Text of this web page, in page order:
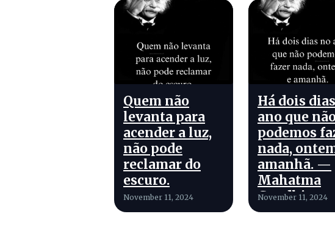
Quem não
levanta para
acender a luz,
não pode
reclamar do
escuro.
November 11, 2024
Há dois
ano que
podemos
nada,
amanhã. —
Mahatma
Gandhi
November 11, 2024